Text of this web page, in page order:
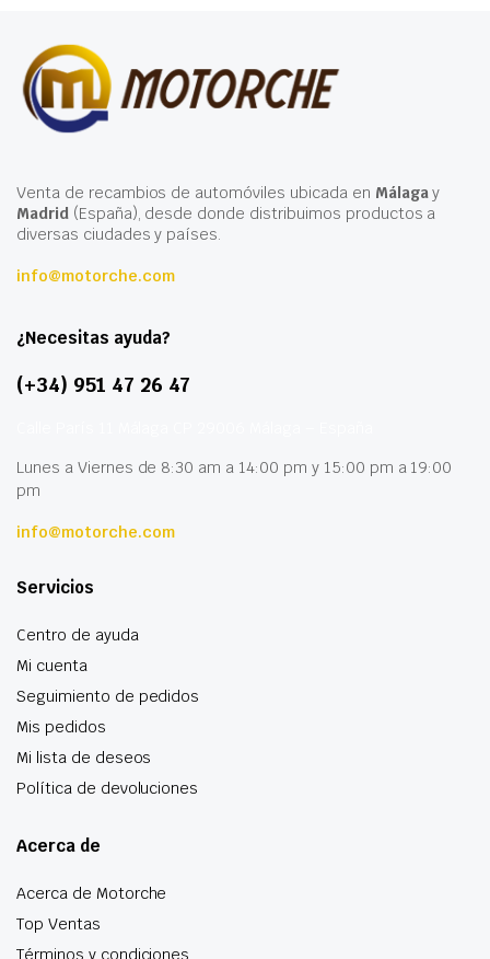
Venta de recambios de automóviles ubicada en Málagay
Madrid(España), desde donde distribuimos productos a
diversas ciudades y países.
info@motorche.com
¿Necesitas ayuda?
(+34) 951 47 26 47
Lunes a Viernes de 8:30 am a 14:00 pm y 15:00 pm a 19:00
pm
info@motorche.com
Servicios
Centro de ayuda
Mi cuenta
Seguimiento de pedidos
Mis pedidos
Mi lista de deseos
Política de devoluciones
Acerca de
Acerca de Motorche
Top Ventas
Términos y condiciones